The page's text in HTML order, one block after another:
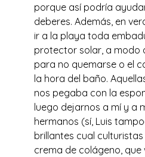
porque así podría
deberes. Además, en
ir a la playa toda
protector solar, a modo
para no quemarse o el
la hora del baño.
nos pegaba con la
luego dejarnos a mí y a
hermanos (sí, Luis
brillantes cual
crema de colágeno, que